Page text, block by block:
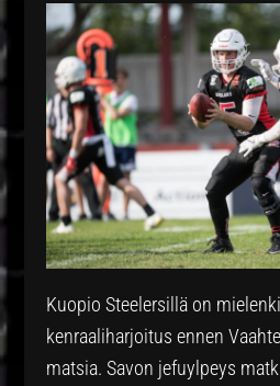
Kuopio Steelersillä on
kenraaliharjoitus ennen
matsia. Savon jefuylpeys